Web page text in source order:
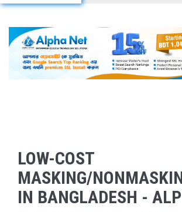
LOW-COST
MASKING/
IN BANGLADESH -